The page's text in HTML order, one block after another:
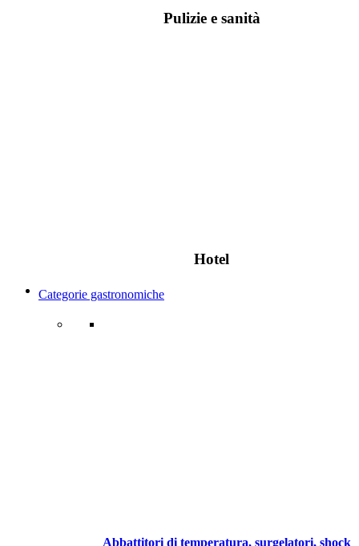
Pulizie e sanità
Hotel
Categorie gastronomiche
Abbattitori di temperatura, surgelatori, shock